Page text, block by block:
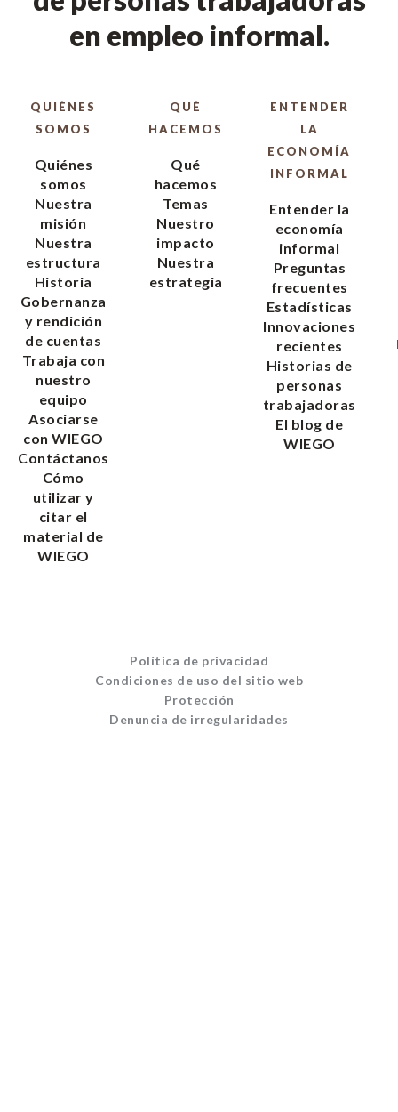
en empleo informal.
QUIÉNES
SOMOS
Quiénes
somos
Nuestra
misión
Nuestra
estructura
Historia
Gobernanza
y rendición
de cuentas
Trabaja con
nuestro
equipo
Asociarse
con WIEGO
Contáctanos
Cómo
utilizar y
citar el
material de
WIEGO
QUÉ
HACEMOS
Qué
hacemos
Temas
Nuestro
impacto
Nuestra
estrategia
ENTENDER
LA
ECONOMÍA
INFORMAL
Entender la
economía
informal
Preguntas
frecuentes
Estadísticas
Innovaciones
recientes
Historias de
personas
trabajadoras
El blog de
WIEGO
Política de privacidad
Condiciones de uso del sitio web
Protección
Denuncia de irregularidades